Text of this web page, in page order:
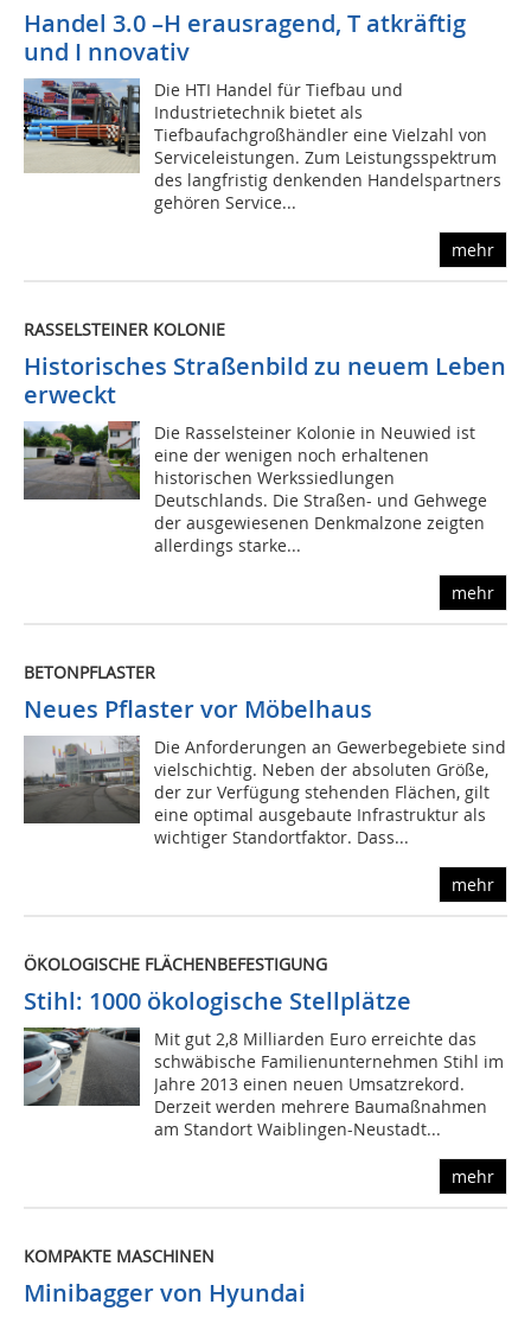
Handel 3.0 –H erausragend, T atkräftig
und I nnovativ
Die HTI Handel für Tiefbau und
Industrietechnik bietet als
Tiefbaufachgroßhändler eine Vielzahl von
Serviceleistungen. Zum Leistungsspektrum
des langfristig denkenden Handelspartners
gehören Service...
mehr
RASSELSTEINER KOLONIE
Historisches Straßenbild zu neuem Leben
erweckt
Die Rasselsteiner Kolonie in Neuwied ist
eine der wenigen noch erhaltenen
historischen Werkssiedlungen
Deutschlands. Die Straßen- und Gehwege
der ausgewiesenen Denkmalzone zeigten
allerdings starke...
mehr
BETONPFLASTER
Neues Pflaster vor Möbelhaus
Die Anforderungen an Gewerbegebiete sind
vielschichtig. Neben der absoluten Größe,
der zur Verfügung stehenden Flächen, gilt
eine optimal ausgebaute Infrastruktur als
wichtiger Standortfaktor. Dass...
mehr
ÖKOLOGISCHE FLÄCHENBEFESTIGUNG
Stihl: 1000 ökologische Stellplätze
Mit gut 2,8 Milliarden Euro erreichte das
schwäbische Familienunternehmen Stihl im
Jahre 2013 einen neuen Umsatzrekord.
Derzeit werden mehrere Baumaßnahmen
am Standort Waiblingen-Neustadt...
mehr
KOMPAKTE MASCHINEN
Minibagger von Hyundai